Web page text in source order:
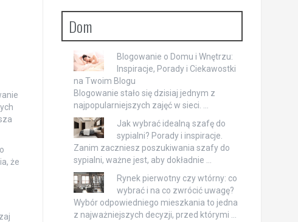
że
Dom
Blogowanie o Domu i Wnętrzu:
Inspiracje, Porady i Ciekawostki
na Twoim Blogu
Blogowanie stało się dzisiaj jednym z
najpopularniejszych zajęć w sieci. …
Jak wybrać idealną szafę do
sypialni? Porady i inspiracje.
Zanim zaczniesz poszukiwania szafy do
sypialni, ważne jest, aby dokładnie …
Rynek pierwotny czy wtórny: co
wybrać i na co zwrócić uwagę?
Wybór odpowiedniego mieszkania to jedna
z najważniejszych decyzji, przed którymi …